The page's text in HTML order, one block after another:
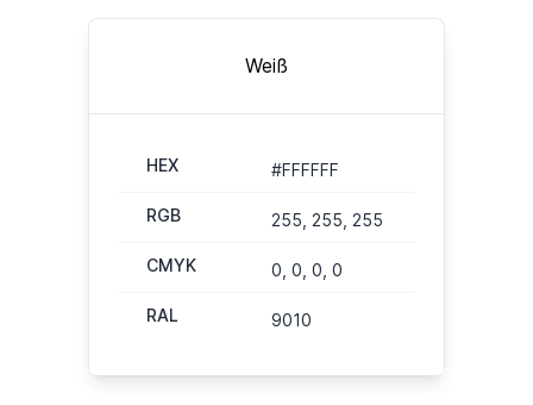
Weiß
HEX #FFFFFF
RGB 255, 255, 255
CMYK 0, 0, 0, 0
RAL 9010